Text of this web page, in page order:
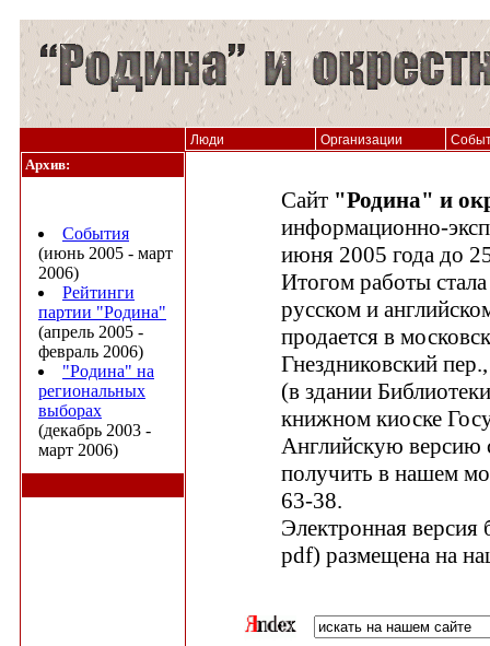
Архив:
События
(июнь 2005 - март
2006)
Рейтинги
партии "Родина"
(апрель 2005 -
февраль 2006)
"Родина" на
региональных
выборах
(декабрь 2003 -
март 2006)
Сайт "Родина" и
информационно-
июня 2005 года до
Итогом работы
русском и
продается в
Гнездниковский
(в здании
книжном киоске
Английскую версию
получить в нашем
63-38.
Электронная
pdf) размещена на
Люди Организации